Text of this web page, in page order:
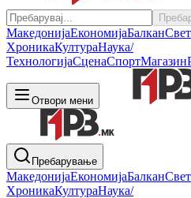
МакедонијаЕкономијаБалканСвет
ХроникаКултураНаука/
ТехнологијаСценаСпортМагазин
Отвори мени
Пребарување
МакедонијаЕкономијаБалканСвет
ХроникаКултураНаука/